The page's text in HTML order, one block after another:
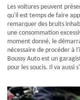
Les voitures peuvent
qu'il est temps de faire
remarquer des bruits
une consommation
moment donné, le
nécessaire de procéder à
Boussy Auto est un
pour les soucis. Il va aussi